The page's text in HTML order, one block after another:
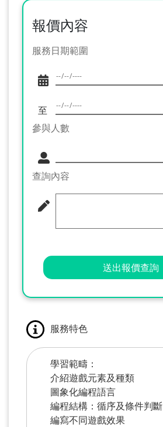
報價內容
服務日期範圍
至
參與人數
查詢內容
送出報價查詢
服務特色
學習範疇：
介紹遊戲元素及種類
圖象化編程語言
編程結構：循序及條件判斷
編寫不同遊戲效果